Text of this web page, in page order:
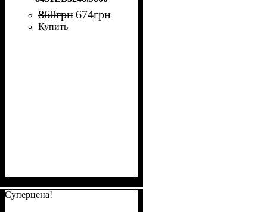
860грн674грн
Купить
Суперцена!